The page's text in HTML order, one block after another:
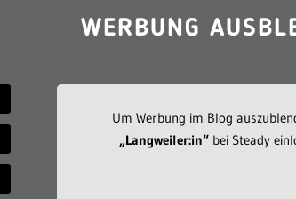
WERBUNG
Um Werbung im Blog
„Langweiler:in“bei Steady